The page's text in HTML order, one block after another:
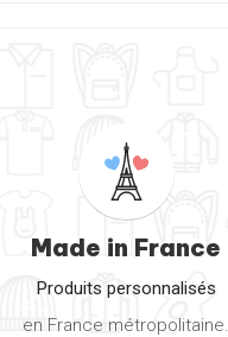
Made in France
Produits personnalisés
en France métropolitaine.